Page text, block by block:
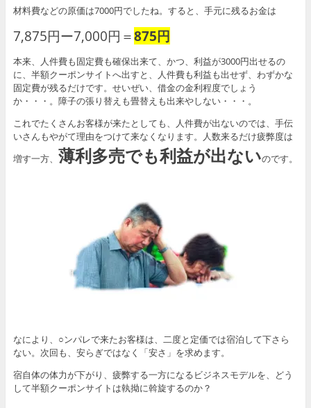
材料費などの原価は7000円でしたね。すると、手元に残るお金は
7,875円ー7,000円＝875円
本来、人件費も固定費も確保出来て、かつ、利益が3000円出せるの
に、半額クーポンサイトへ出すと、人件費も利益も出せず、わずかな
固定費が残るだけです。せいぜい、借金の金利程度でしょう
か・・・。障子の張り替えも畳替えも出来やしない・・・。
これでたくさんお客様が来たとしても、人件費が出ないのでは、手伝
いさんもやがて理由をつけて来なくなります。人数来るだけ疲弊度は
増す一方、 薄利多売でも利益が出ないのです。
なにより、○ンパレで来たお客様は、二度と定価では宿泊して下さら
ない。次回も、安らぎではなく「安さ」を求めます。
宿自体の体力が下がり、疲弊する一方になるビジネスモデルを、どう
して半額クーポンサイトは執拗に斡旋するのか？